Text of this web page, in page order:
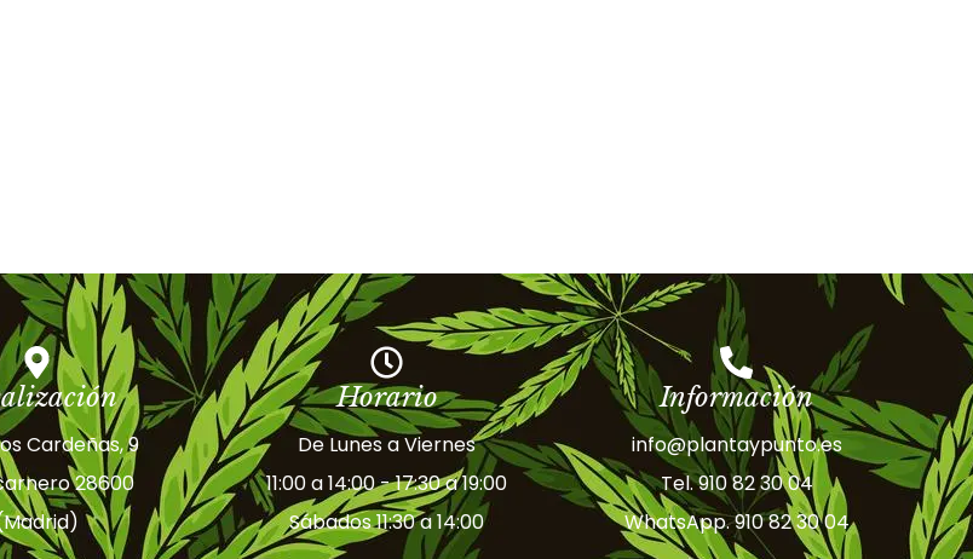
Cardeñas, 9
28600
Horario
De Lunes a Viernes
11:00 a 14:00 - 17:30 a 19:00
Sábados 11:30 a 14:00
Información
info@plantaypunto.es
Tel. 910 82 30 04
WhatsApp. 910 82 30 04